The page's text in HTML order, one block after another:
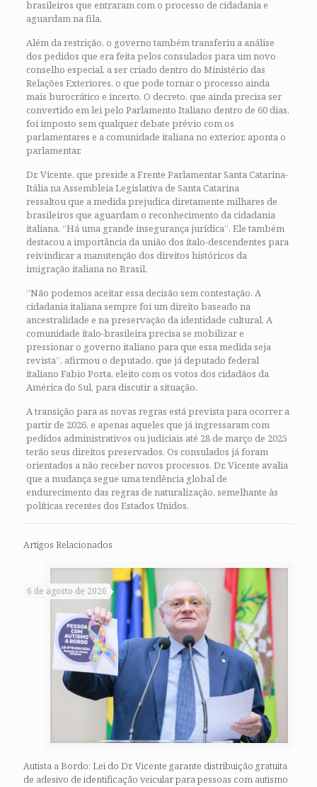
brasileiros que entraram com o processo de cidadania e
aguardam na fila.
Além da restrição, o governo também transferiu a análise
dos pedidos que era feita pelos consulados para um novo
conselho especial, a ser criado dentro do Ministério das
Relações Exteriores, o que pode tornar o processo ainda
mais burocrático e incerto. O decreto, que ainda precisa ser
convertido em lei pelo Parlamento Italiano dentro de 60 dias,
foi imposto sem qualquer debate prévio com os
parlamentares e a comunidade italiana no exterior, aponta o
parlamentar.
Dr. Vicente, que preside a Frente Parlamentar Santa Catarina-
Itália na Assembleia Legislativa de Santa Catarina
ressaltou que a medida prejudica diretamente milhares de
brasileiros que aguardam o reconhecimento da cidadania
italiana. “Há uma grande insegurança jurídica”. Ele também
destacou a importância da união dos ítalo-descendentes para
reivindicar a manutenção dos direitos históricos da
imigração italiana no Brasil.
“Não podemos aceitar essa decisão sem contestação. A
cidadania italiana sempre foi um direito baseado na
ancestralidade e na preservação da identidade cultural. A
comunidade ítalo-brasileira precisa se mobilizar e
pressionar o governo italiano para que essa medida seja
revista”, afirmou o deputado, que já deputado federal
italiano Fabio Porta, eleito com os votos dos cidadãos da
América do Sul, para discutir a situação.
A transição para as novas regras está prevista para ocorrer a
partir de 2026, e apenas aqueles que já ingressaram com
pedidos administrativos ou judiciais até 28 de março de 2025
terão seus direitos preservados. Os consulados já foram
orientados a não receber novos processos. Dr. Vicente avalia
que a mudança segue uma tendência global de
endurecimento das regras de naturalização, semelhante às
políticas recentes dos Estados Unidos.
Artigos Relacionados
6 de agosto de 2026
Autista a Bordo: Lei do Dr. Vicente garante distribuição gratuita
de adesivo de identificação veicular para pessoas com autismo